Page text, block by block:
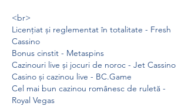
<br>
Licențiat și reglementat în totalitate - Fresh
Cassino
Bonus cinstit - Metaspins
Cazinouri live și jocuri de noroc - Jet Cassino
Casino și cazinou live - BC.Game
Cel mai bun cazinou românesc de ruletă -
Royal Vegas